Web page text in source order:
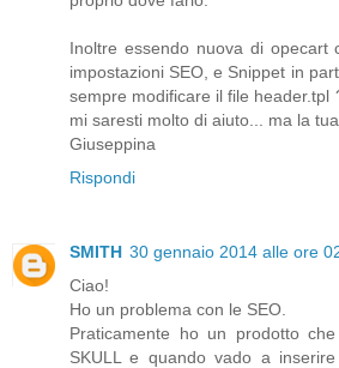
Inoltre essendo nuova di opecart
impostazioni SEO, e Snippet in
sempre modificare il file header.tpl
mi saresti molto di aiuto... ma la
Giuseppina
Rispondi
SMITH 30 gennaio 2014 alle ore
Ciao!
Ho un problema con le SEO.
Praticamente ho un prodotto
SKULL e quando vado a